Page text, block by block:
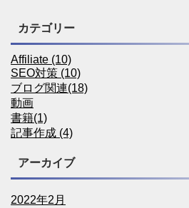
カテゴリー
Affiliate (10)
SEO対策 (10)
ブログ関連(18)
動画
書籍(1)
記事作成 (4)
アーカイブ
2022年2月